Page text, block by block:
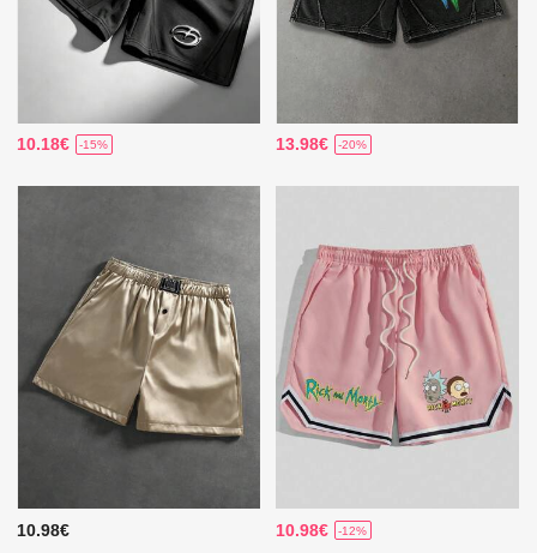
10.18€ -15% 13.98€ -20%
10.98€ 10.98€ -12%